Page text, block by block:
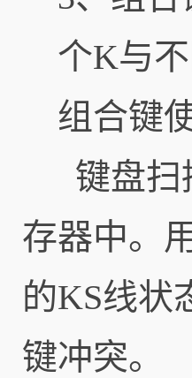
个K与
组合键
键盘扫
存器中。
的KS线状
键冲突。